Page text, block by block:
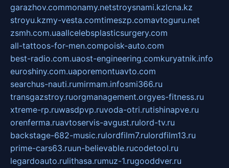
garazhov.commonamy.netstroysnami.kzlcna.kz
stroyu.kzmy-vesta.comtimeszp.comavtoguru.net
zsmh.com.uaallcelebsplasticsurgery.com
all-tattoos-for-men.compoisk-auto.com
best-radio.com.uaost-engineering.comkuryatnik.info
euroshiny.com.uaporemontuavto.com
searchus-nauti.rumirmam.infosmi366.ru
transgazstroy.ruorgmanagement.orgyes-fitness.ru
xtreme-rp.ruwasdpvp.ruvoda-otri.rutishinapve.ru
orenferma.ruavtoservis-avgust.rulord-tv.ru
backstage-682-music.rulordfilm7.rulordfilm13.ru
prime-cars63.ruun-believable.rucodetool.ru
legardoauto.rulithasa.rumuz-1.rugooddver.ru